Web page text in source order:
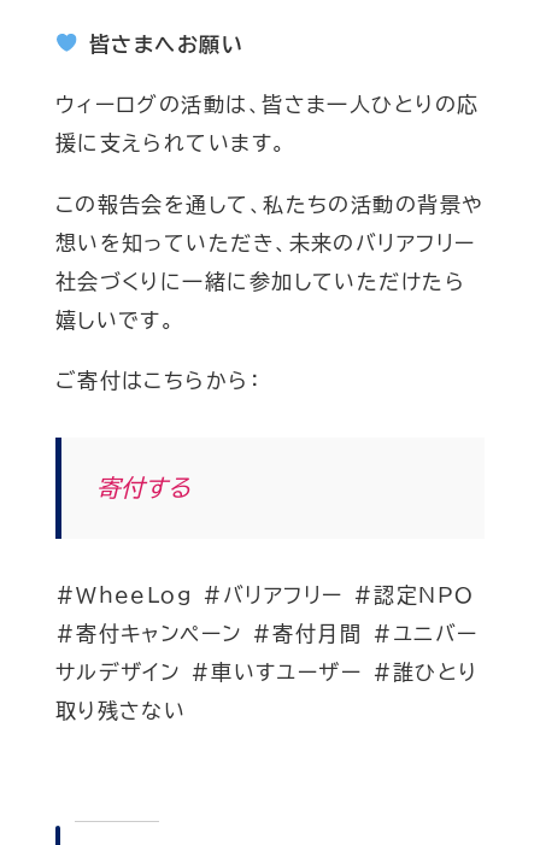
皆さまへお願い
ウィーログの活動は、皆さま一人ひとりの応
援に支えられています。
この報告会を通して、私たちの活動の背景や
想いを知っていただき、未来のバリアフリー
社会づくりに一緒に参加していただけたら
嬉しいです。
ご寄付はこちらから：
寄付する
#WheeLog #バリアフリー #認定NPO
#寄付キャンペーン #寄付月間 #ユニバー
サルデザイン #車いすユーザー #誰ひとり
取り残さない